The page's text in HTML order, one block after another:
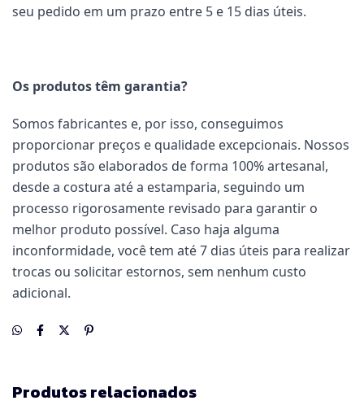
seu pedido em um prazo entre 5 e 15 dias úteis.
Os produtos têm garantia?
Somos fabricantes e, por isso, conseguimos
proporcionar preços e qualidade excepcionais. Nossos
produtos são elaborados de forma 100% artesanal,
desde a costura até a estamparia, seguindo um
processo rigorosamente revisado para garantir o
melhor produto possível. Caso haja alguma
inconformidade, você tem até 7 dias úteis para realizar
trocas ou solicitar estornos, sem nenhum custo
adicional.
Produtos relacionados